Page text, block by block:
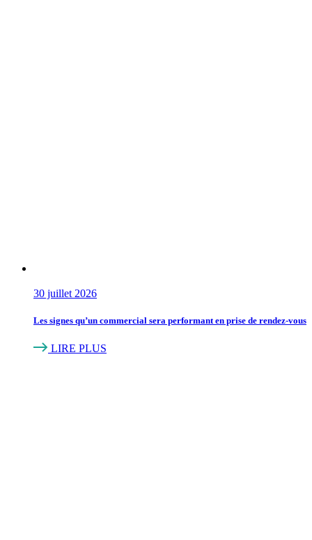
30 juillet 2026
Les signes qu’un commercial sera performant en prise de rendez-vous
LIRE PLUS